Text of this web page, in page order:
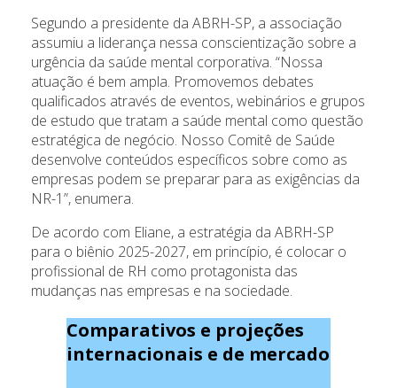
Segundo a presidente da ABRH-SP, a associação
assumiu a liderança nessa conscientização sobre a
urgência da saúde mental corporativa. “Nossa
atuação é bem ampla. Promovemos debates
qualificados através de eventos, webinários e grupos
de estudo que tratam a saúde mental como questão
estratégica de negócio. Nosso Comitê de Saúde
desenvolve conteúdos específicos sobre como as
empresas podem se preparar para as exigências da
NR-1”, enumera.
De acordo com Eliane, a estratégia da ABRH-SP
para o biênio 2025-2027, em princípio, é colocar o
profissional de RH como protagonista das
mudanças nas empresas e na sociedade.
Comparativos e projeções
internacionais e de mercado